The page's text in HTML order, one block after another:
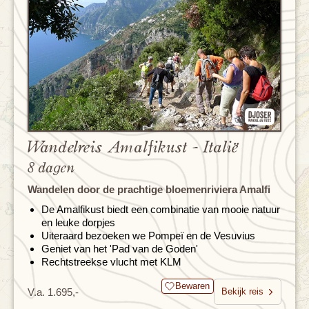
Wandelreis Amalfikust - Italië
8 dagen
Wandelen door de prachtige bloemenriviera Amalfi
De Amalfikust biedt een combinatie van mooie natuur
en leuke dorpjes
Uiteraard bezoeken we Pompeï en de Vesuvius
Geniet van het 'Pad van de Goden'
Rechtstreekse vlucht met KLM
V.a. 1.695,- Bewaren
Bekijk reis